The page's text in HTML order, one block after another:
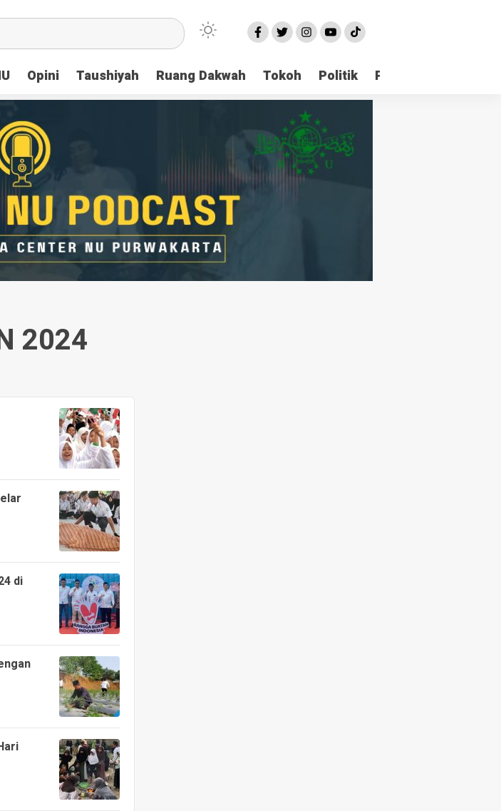
Opini Taushiyah Ruang Dakwah Tokoh Politik Pondok Pesantren
2024
di